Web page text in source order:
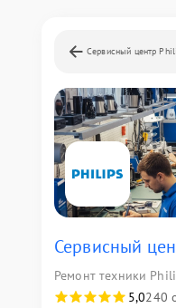
Сервисный центр
Сервисный
Ремонт техники
5,0240